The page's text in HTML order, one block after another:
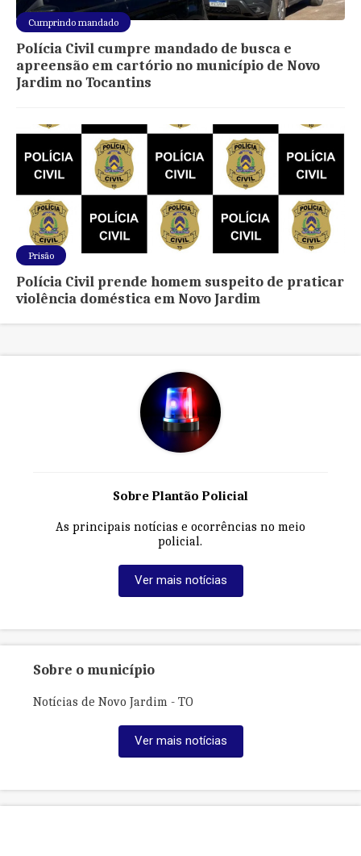
Cumprindo mandado
Polícia Civil cumpre mandado de busca e
apreensão em cartório no município de Novo
Jardim no Tocantins
Prisão
Polícia Civil prende homem suspeito de praticar
violência doméstica em Novo Jardim
Sobre Plantão Policial
As principais notícias e ocorrências no meio
policial.
Ver mais notícias
Sobre o município
Notícias de Novo Jardim - TO
Ver mais notícias